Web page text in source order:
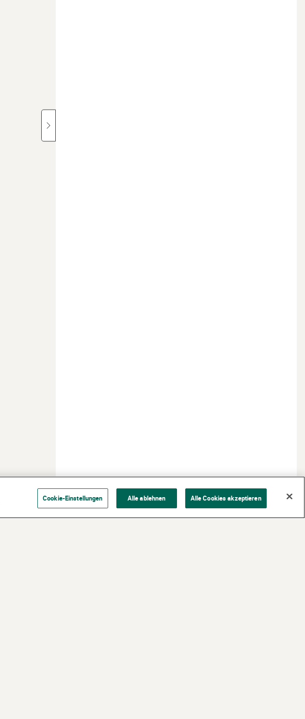
Cookie-Einstellungen Alle ablehnen Alle Cookies akzeptieren